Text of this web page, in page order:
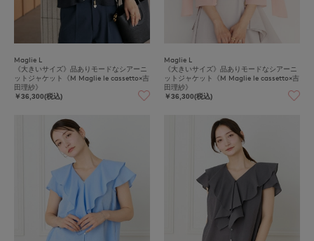
Maglie L
《大きいサイズ》品ありモードなシアーニ
ットジャケット《M Maglie le cassetto×吉
田理紗》
￥36,300(税込)
Maglie L
《大きいサイズ》品ありモードなシアーニ
ットジャケット《M Maglie le cassetto×吉
田理紗》
￥36,300(税込)